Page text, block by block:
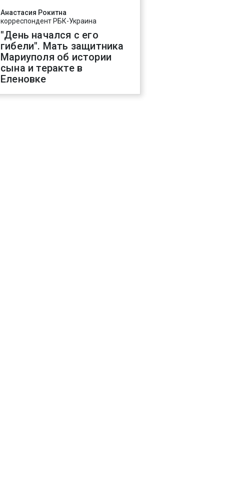
Анастасия Рокитна
корреспондент РБК-Украина
"День начался с его
гибели". Мать защитника
Мариуполя об истории
сына и теракте в
Еленовке